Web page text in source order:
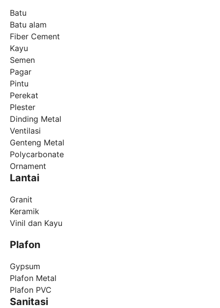
Batu
Batu alam
Fiber Cement
Kayu
Semen
Pagar
Pintu
Perekat
Plester
Dinding Metal
Ventilasi
Genteng Metal
Polycarbonate
Ornament
Lantai
Granit
Keramik
Vinil dan Kayu
Plafon
Gypsum
Plafon Metal
Plafon PVC
Sanitasi